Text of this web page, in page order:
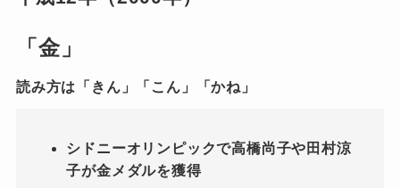
「金」
読み方は「きん」「こん」「かね」
シドニーオリンピックで高橋尚子や田村涼
子が金メダルを獲得